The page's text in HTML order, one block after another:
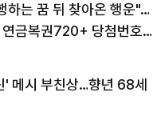
하는 꿈 뒤 찾아온 행운"…
금복권720+ 당첨번호조
' 메시 부친상…향년 68세